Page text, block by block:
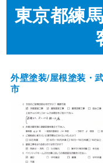
東京都練
外壁塗装/屋根塗装・
市